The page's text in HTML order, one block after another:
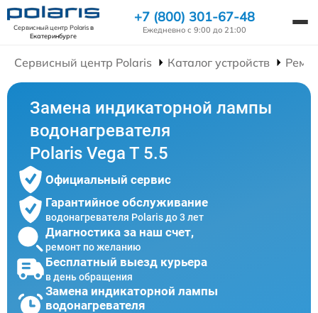
Сервисный центр Polarisв
Екатеринбурге
+7 (800) 301-67-48
Ежедневно с 9:00 до 21:00
Сервисный центр Polaris Каталог устройств
Замена индикаторной лампы
водонагревателя
Polaris Vega T 5.5
Официальный сервис
Гарантийное обслуживание
водонагревателя Polaris до 3 лет
Диагностика за наш счет,
ремонт по желанию
Бесплатный выезд курьера
в день обращения
Замена индикаторной лампы
водонагревателя